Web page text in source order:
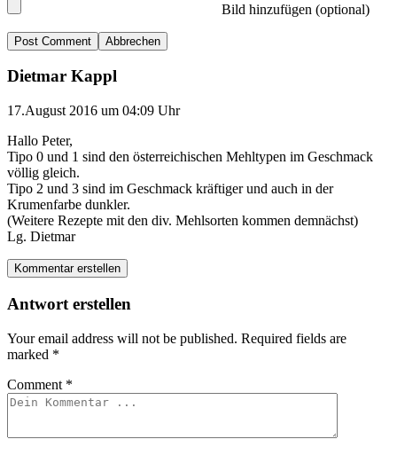
Bild hinzufügen (optional)
Abbrechen
Dietmar Kappl
17.August 2016 um 04:09 Uhr
Hallo Peter,
Tipo 0 und 1 sind den österreichischen Mehltypen im Geschmack
völlig gleich.
Tipo 2 und 3 sind im Geschmack kräftiger und auch in der
Krumenfarbe dunkler.
(Weitere Rezepte mit den div. Mehlsorten kommen demnächst)
Lg. Dietmar
Kommentar erstellen
Antwort erstellen
Your email address will not be published. Required fields are
marked *
Comment *